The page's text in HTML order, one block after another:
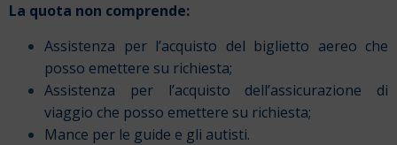
La quota non comprende:
Assistenza per l’acquisto del biglietto aereo che
posso emettere su richiesta;
Assistenza per l’acquisto dell’assicurazione di
viaggio che posso emettere su richiesta;
Mance per le guide e gli autisti.